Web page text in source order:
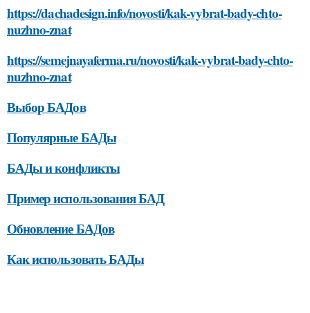
https://dachadesign.info/novosti/kak-vybrat-bady-chto-
nuzhno-znat
https://semejnayaferma.ru/novosti/kak-vybrat-bady-chto-
nuzhno-znat
Выбор БАДов
Популярные БАДы
БАДы и конфликты
Пример использования БАД
Обновление БАДов
Как использовать БАДы